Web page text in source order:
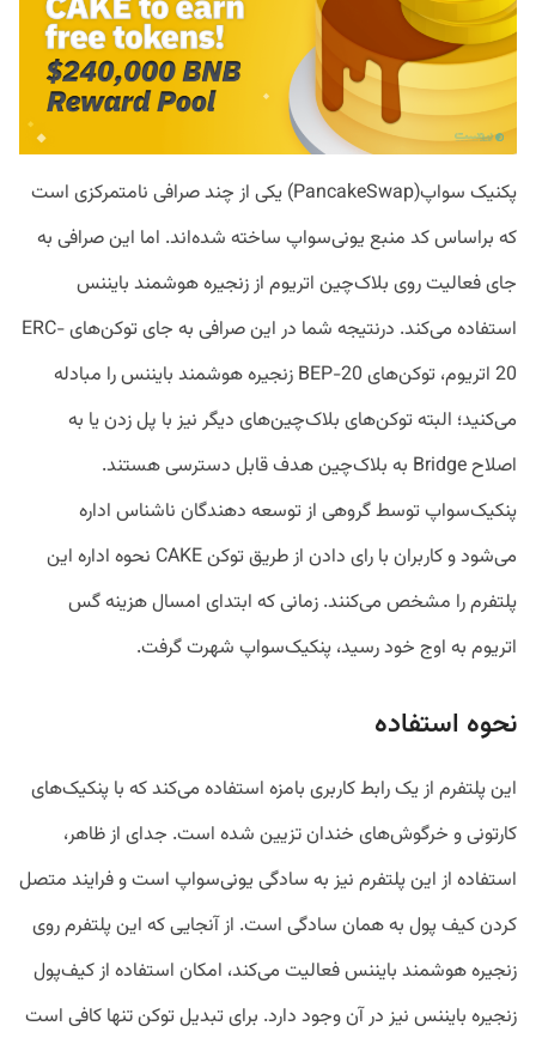
پکنیک سواپ(PancakeSwap) یکی از چند صرافی نامتمرکزی است
که براساس کد منبع یونی‌سواپ ساخته شده‌اند. اما این صرافی به
جای فعالیت روی بلاک‌چین اتریوم از زنجیره هوشمند بایننس
استفاده می‌کند. درنتیجه شما در این صرافی به جای توکن‌های ERC-
20 اتریوم، توکن‌های BEP-20 زنجیره هوشمند بایننس را مبادله
می‌کنید؛ البته توکن‌های بلاک‌چین‌های دیگر نیز با پل زدن یا به
اصلاح Bridge به بلاک‌چین هدف قابل دسترسی هستند.
پنکیک‌سواپ توسط گروهی از توسعه دهندگان ناشناس اداره
می‌شود و کاربران با رای دادن از طریق توکن CAKE نحوه اداره این
پلتفرم را مشخص می‌کنند. زمانی که ابتدای امسال هزینه گس
اتریوم به اوج خود رسید، پنکیک‌سواپ شهرت گرفت.
نحوه استفاده
این پلتفرم از یک رابط کاربری بامزه استفاده می‌کند که با پنکیک‌های
کارتونی و خرگوش‌های خندان تزیین شده است. جدای از ظاهر،
استفاده از این پلتفرم‌ نیز به سادگی یونی‌سواپ است و فرایند متصل
کردن کیف پول به همان سادگی است. از آنجایی که این پلتفرم روی
زنجیره هوشمند بایننس فعالیت می‌کند، امکان استفاده از کیف‌پول
زنجیره بایننس نیز در آن وجود دارد. برای تبدیل توکن تنها کافی است